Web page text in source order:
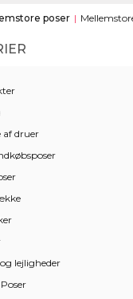
poser |
af druer
lejligheder